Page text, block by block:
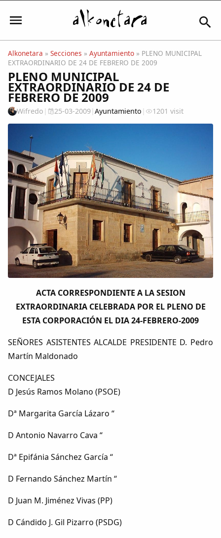
Iniciar sesión
Mi Cuenta
El Tiempo
Actualidad
Comunidad
Colaboradores
AlkoTV
Periódico Alconétar
Foros
Diccionario
Traductor
Cancionero Local
Apodos
Alkonetara » Secciones » Ayuntamiento » PLENO MUNICIPAL
EXTRAORDINARIO DE 24 DE FEBRERO DE 2009
PLENO MUNICIPAL
EXTRAORDINARIO DE 24 DE
FEBRERO DE 2009
Wifredo | 25-03-2009| Ayuntamiento | 1201 visit
ACTA CORRESPONDIENTE A LA SESION
EXTRAORDINARIA CELEBRADA POR EL PLENO DE
ESTA CORPORACIÓN EL DIA 24-FEBRERO-2009
SEÑORES ASISTENTES ALCALDE PRESIDENTE D. Pedro
Martín Maldonado
CONCEJALES
D Jesús Ramos Molano (PSOE)
Dª Margarita García Lázaro “
D Antonio Navarro Cava “
Dª Epifánia Sánchez García “
D Fernando Sánchez Martín “
D Juan M. Jiménez Vivas (PP)
D Cándido J. Gil Pizarro (PSDG)